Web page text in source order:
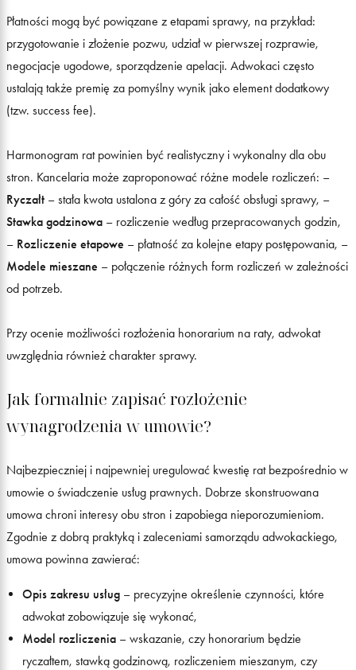
Płatności mogą być powiązane z etapami sprawy, na przykład:
przygotowanie i złożenie pozwu, udział w pierwszej rozprawie,
negocjacje ugodowe, sporządzenie apelacji. Adwokaci często
ustalają także premię za pomyślny wynik jako element dodatkowy
(tzw. success fee).
Harmonogram rat powinien być realistyczny i wykonalny dla obu
stron. Kancelaria może zaproponować różne modele rozliczeń: –
Ryczałt – stała kwota ustalona z góry za całość obsługi sprawy, –
Stawka godzinowa – rozliczenie według przepracowanych godzin,
– Rozliczenie etapowe – płatność za kolejne etapy postępowania, –
Modele mieszane – połączenie różnych form rozliczeń w zależności
od potrzeb.
Przy ocenie możliwości rozłożenia honorarium na raty, adwokat
uwzględnia również charakter sprawy.
Jak formalnie zapisać rozłożenie
wynagrodzenia w umowie?
Najbezpieczniej i najpewniej uregulować kwestię rat bezpośrednio w
umowie o świadczenie usług prawnych. Dobrze skonstruowana
umowa chroni interesy obu stron i zapobiega nieporozumieniom.
Zgodnie z dobrą praktyką i zaleceniami samorządu adwokackiego,
umowa powinna zawierać:
Opis zakresu usług – precyzyjne określenie czynności, które
adwokat zobowiązuje się wykonać,
Model rozliczenia – wskazanie, czy honorarium będzie
ryczałtem, stawką godzinową, rozliczeniem mieszanym, czy